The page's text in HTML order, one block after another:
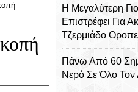
Η Μεγαλύτερη
Επιστρέφει Για
Τζερμιάδο
Πάνω Από 60
Νερό Σε Όλο